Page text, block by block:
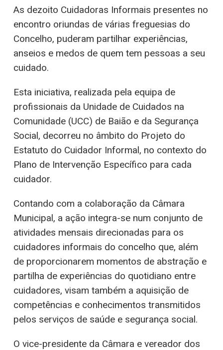
As dezoito Cuidadoras Informais presentes no
encontro oriundas de várias freguesias do
Concelho, puderam partilhar experiências,
anseios e medos de quem tem pessoas a seu
cuidado.
Esta iniciativa, realizada pela equipa de
profissionais da Unidade de Cuidados na
Comunidade (UCC) de Baião e da Segurança
Social, decorreu no âmbito do Projeto do
Estatuto do Cuidador Informal, no contexto do
Plano de Intervenção Específico para cada
cuidador.
Contando com a colaboração da Câmara
Municipal, a ação integra-se num conjunto de
atividades mensais direcionadas para os
cuidadores informais do concelho que, além
de proporcionarem momentos de abstração e
partilha de experiências do quotidiano entre
cuidadores, visam também a aquisição de
competências e conhecimentos transmitidos
pelos serviços de saúde e segurança social.
O vice-presidente da Câmara e vereador dos